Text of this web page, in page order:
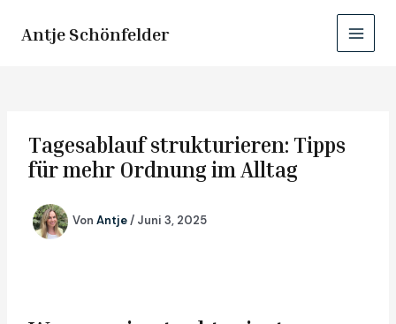
InhaltAntje Schönfelder
Main
Menu
Tagesablauf strukturieren: Tipps
für mehr Ordnung im Alltag
Von Antje/ Juni 3, 2025